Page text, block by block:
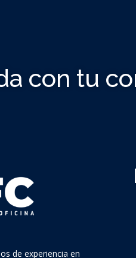
con tu
de experiencia en